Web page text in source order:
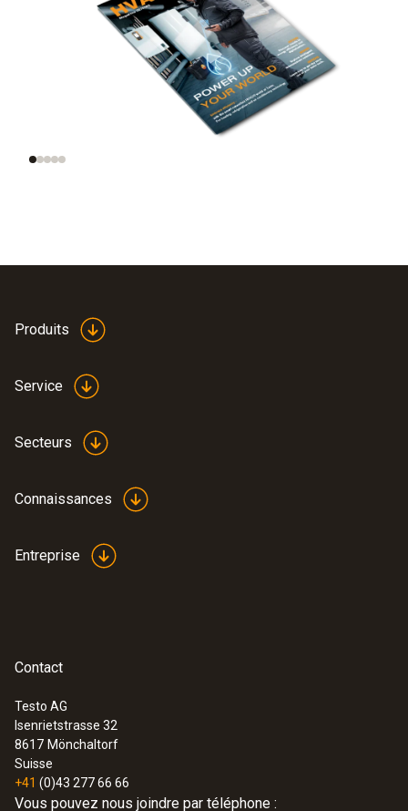
tendances : des
outils intelligents,
des maisons
intelligentes, des
l’automatisation sur
site
Produits
Service
Secteurs
Connaissances
Entreprise
Contact
Testo AG
Isenrietstrasse 32
8617 Mönchaltorf
Suisse
+41 (0)43 277 66 66
Vous pouvez nous joindre par téléphone :